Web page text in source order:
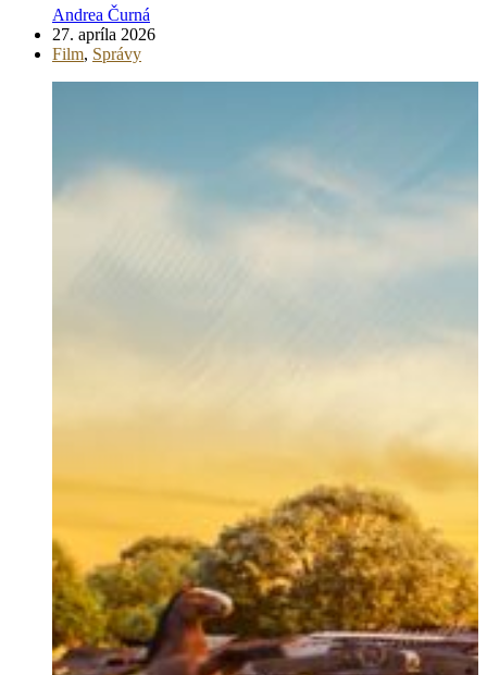
Andrea Čurná
27. apríla 2026
Film, Správy